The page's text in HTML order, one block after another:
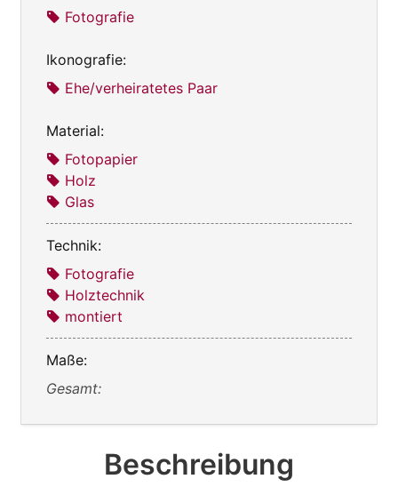
Fotografie
Ikonografie:
Ehe/verheiratetes Paar
Material:
Fotopapier
Holz
Glas
Technik:
Fotografie
Holztechnik
montiert
Maße:
Gesamt:
Beschreibung